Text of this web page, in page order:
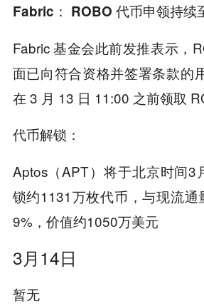
Fabric： ROBO 代币申领持续
Fabric 基金会此前发推表示，
面已向符合资格并签署条款的
在 3 月 13 日 11:00 之前领取
代币解锁：
Aptos（APT）将于北京时间3
锁约1131万枚代币，与现流通
9%，价值约1050万美元
3月14日
暂无